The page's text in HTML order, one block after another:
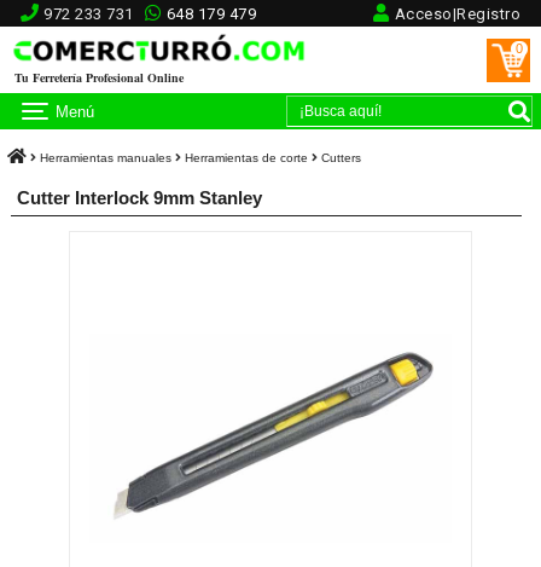
972 233 731 648 179 479 Acceso|Registro
Tu Ferretería Profesional Online
0
Menú
Herramientas manuales Herramientas de corte Cutters
Cutter Interlock 9mm Stanley